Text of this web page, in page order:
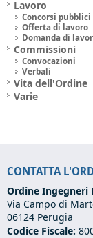
Lavoro
Concorsi pubblici
Offerta di lavoro
Domanda di
Commissioni
Convocazioni
Verbali
Vita dell'Ordine
Varie
CONTATTA
Ordine Ingegneri
Via Campo di
06124 Perugia
Codice Fiscale: